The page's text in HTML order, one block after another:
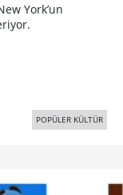
York’un
POPÜLER KÜLTÜR